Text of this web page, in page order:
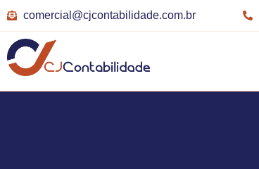
comercial@cjcontabilidade.com.br